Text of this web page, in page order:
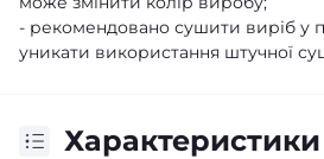
- рекомендовано сушити виріб у
уникати використання штучної
Характеристики